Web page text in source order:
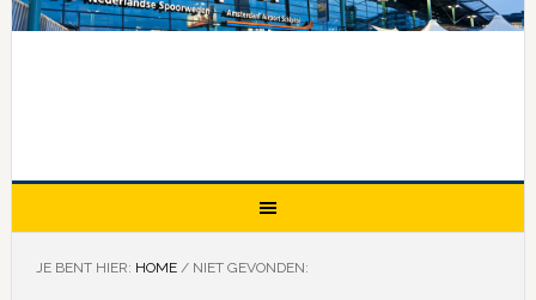
JE BENT HIER: HOME /NIET GEVONDEN: